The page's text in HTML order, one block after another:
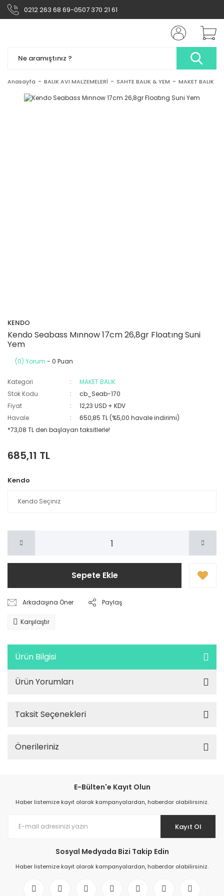
0212 263 68 69-0507 370 21 61
Anasayfa BALIK AVI MALZEMELERİ SAHTE BALIK & YEM MAKET BALIK
KENDO
Kendo Seabass Mınnow 17cm 26,8gr Floatıng Suni
Yem
(0) Yorum - 0 Puan
Kategori
MAKET BALIK
Stok Kodu
cb_Seab-170
Fiyat
12,23 USD + KDV
Havale
650,85 TL (%5,00 havale indirimi)
*73,08 TL den başlayan taksitlerle!
685,11 TL
Kendo
Sepete Ekle
Arkadaşına Öner Paylaş
Karşılaştır
Ürün Bilgisi
Ürün Yorumları
Taksit Seçenekleri
Önerileriniz
E-Bülten'e Kayıt Olun
Haber listemize kayıt olarak kampanyalardan, haberdar olabilirsiniz.
Kayıt Ol
Sosyal Medyada Bizi Takip Edin
Haber listemize kayıt olarak kampanyalardan, haberdar olabilirsiniz.